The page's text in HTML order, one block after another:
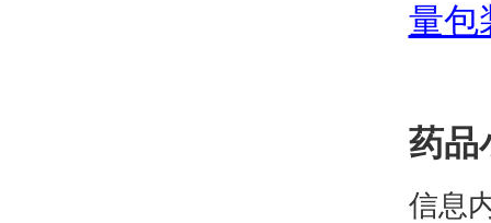
量包
药品
信息